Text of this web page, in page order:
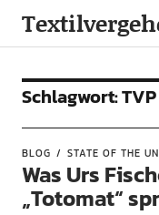
Schlagwort:TVP
BLOG STATE OF THE
Was Urs
„Totomat“